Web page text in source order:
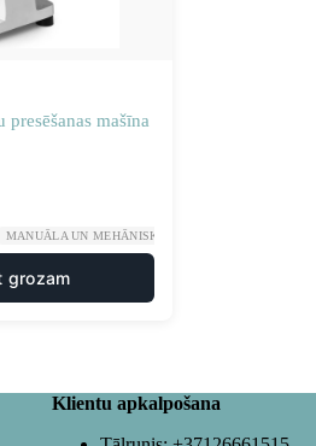
mašīna
MANUĀLA UN MEHĀNISKA APSTRĀDE
grozam
Klientu apkalpošana